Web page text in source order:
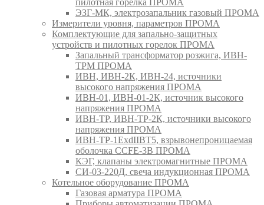
пилотная горелка ПРОМА
ЭЗГ-МК, электрозапальник газовый ПРОМА
Измерители уровня, параметров ПРОМА
Комплектующие для запально-защитных
устройств и пилотных горелок ПРОМА
Запальный трансформатор розжига, ИВН-
ТРМ ПРОМА
ИВН, ИВН-2К, ИВН-24, источники
высокого напряжения ПРОМА
ИВН-01, ИВН-01-2К, источник высокого
напряжения ПРОМА
ИВН-ТР, ИВН-ТР-2К, источники высокого
напряжения ПРОМА
ИВН-ТР-1ExdIIBT5, взрывонепроницаемая
оболочка CCFE-3B ПРОМА
КЭГ, клапаны электромагнитные ПРОМА
СИ-03-220Д, свеча индукционная ПРОМА
Котельное оборудование ПРОМА
Газовая арматура ПРОМА